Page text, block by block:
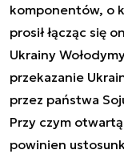
komponentów, o
prosił łącząc się
Ukrainy
przekazanie
przez państwa
Przy czym
powinien